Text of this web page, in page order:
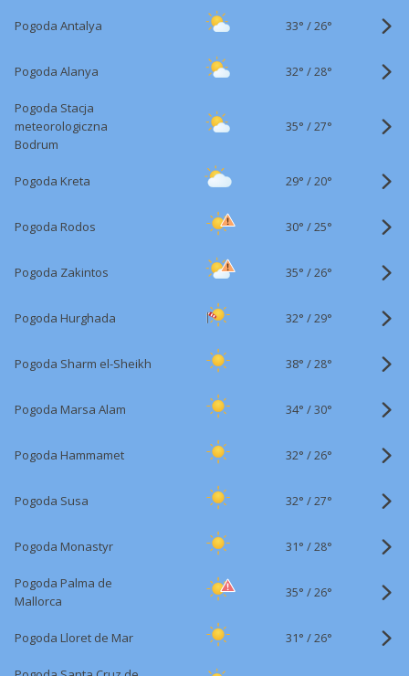
Pogoda Antalya 33° /26°
Pogoda Alanya 32° /28°
Pogoda Stacja
meteorologiczna
Bodrum
35° /27°
Pogoda Kreta 29° /20°
Pogoda Rodos 30° /25°
Pogoda Zakintos 35° /26°
Pogoda Hurghada 32° /29°
Pogoda Sharm el-Sheikh 38° /28°
Pogoda Marsa Alam 34° /30°
Pogoda Hammamet 32° /26°
Pogoda Susa 32° /27°
Pogoda Monastyr 31° /28°
Pogoda Palma de
Mallorca
35° /26°
Pogoda Lloret de Mar 31° /26°